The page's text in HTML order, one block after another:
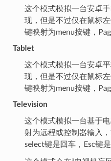
这个模式模拟一台安卓
现，但是不过仅在鼠标
键映射为menu按键，
Tablet
这个模式模拟一台安卓
现，但是不过仅在鼠标
键映射为menu按键，
Television
这个模式模拟一台基于
射为远程或控制器输入
select键是回车，Esc键